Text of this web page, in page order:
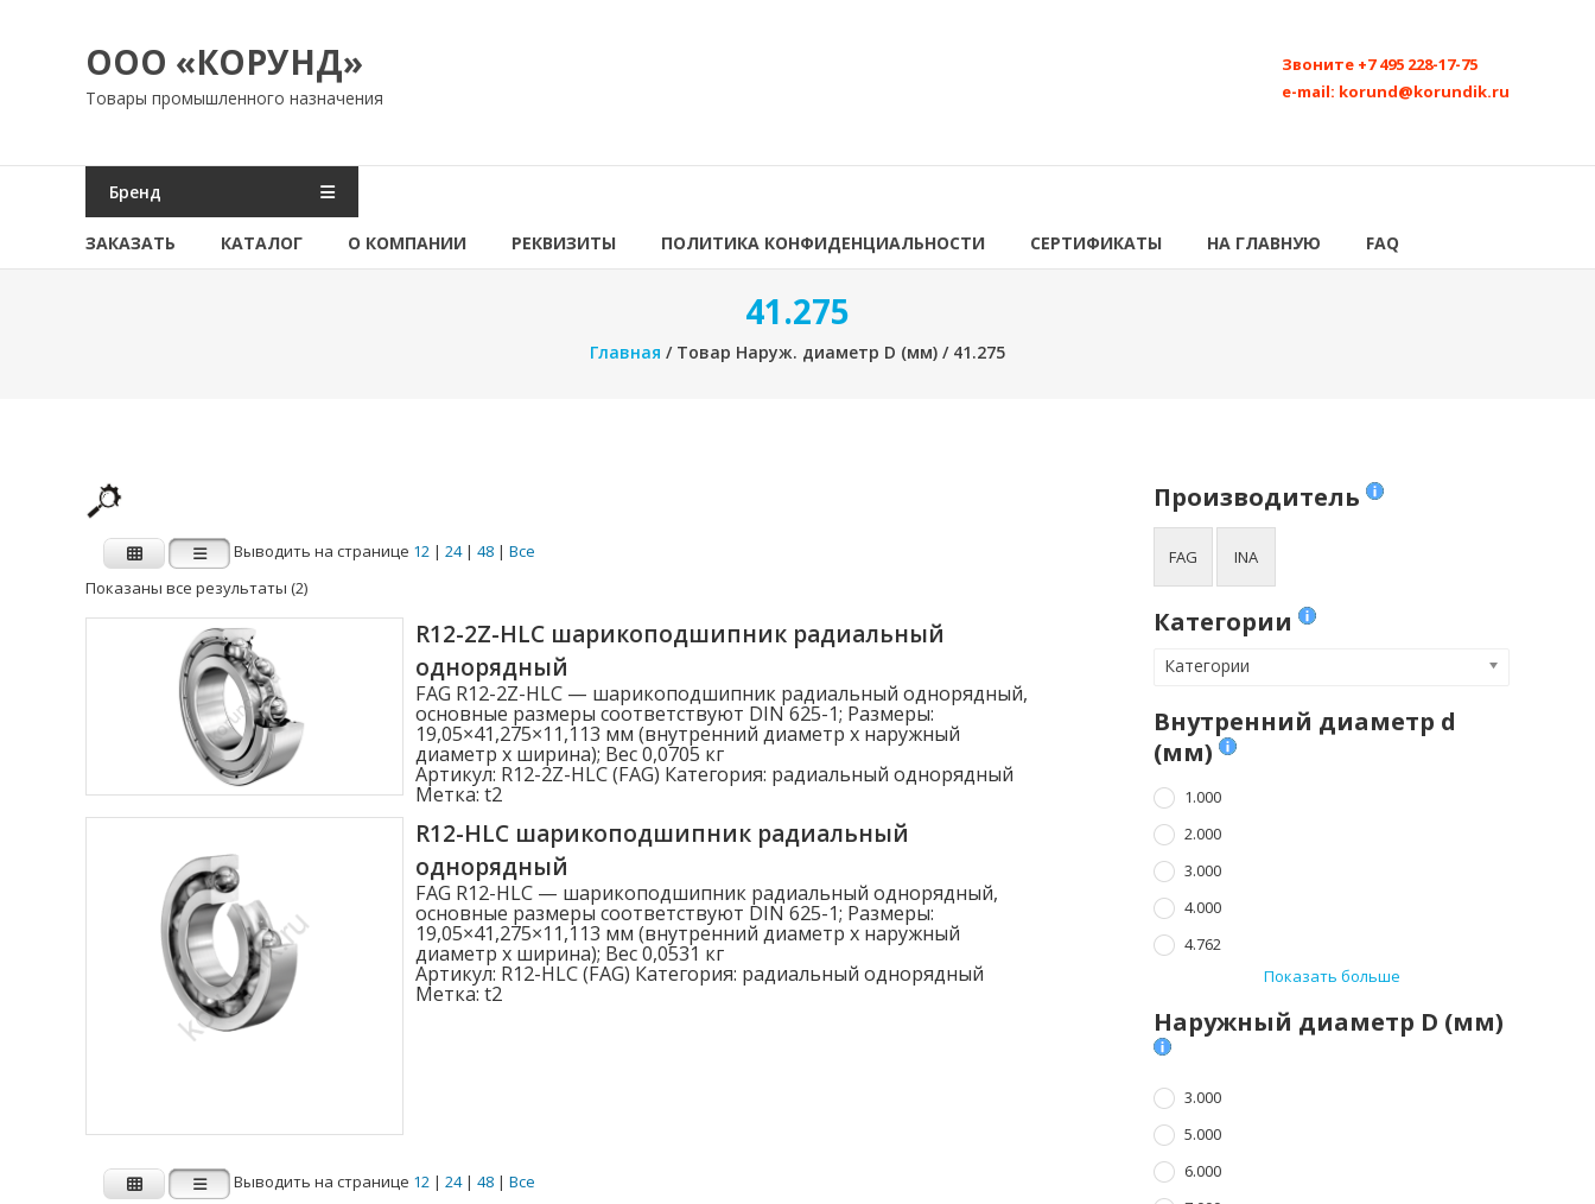
содержимомуООО «КОРУНД»
Товары промышленного назначения
Звоните +7 495 228-17-75
e-mail: korund@korundik.ru
Бренд
ЗАКАЗАТЬ КАТАЛОГ О КОМПАНИИ РЕКВИЗИТЫ ПОЛИТИКА КОНФИДЕНЦИАЛЬНОСТИ СЕРТИФИКАТЫ НА ГЛАВНУЮ FAQ
41.275
Главная / Товар Наруж. диаметр D (мм) / 41.275
INA
Внутренний диаметр d (мм)
3.000
4.000
4.762
Показать больше
Наружный диаметр D (мм)
5.000
6.000
7.000
8.000
2.500
Выводить на странице 12 | 24| 48 | Все
Показаны все результаты (2)
R12-2Z-HLC шарикоподшипник радиальный
однорядный
FAG R12-2Z-HLC — шарикоподшипник радиальный однорядный,
основные размеры соответствуют DIN 625-1; Размеры:
19,05×41,275×11,113 мм (внутренний диаметр x наружный
диаметр x ширина); Вес 0,0705 кг
Артикул: R12-2Z-HLC (FAG) Категория: радиальный однорядный
Метка: t2
R12-HLC шарикоподшипник радиальный
однорядный
FAG R12-HLC — шарикоподшипник радиальный однорядный,
основные размеры соответствуют DIN 625-1; Размеры:
19,05×41,275×11,113 мм (внутренний диаметр x наружный
диаметр x ширина); Вес 0,0531 кг
Артикул: R12-HLC (FAG) Категория: радиальный однорядный
Метка: t2
Выводить на странице 12 | 24| 48 | Все
Производитель
FAG INA
Категории
Категории
Внутренний диаметр d
(мм)
1.000
2.000
3.000
4.000
4.762
Показать больше
Наружный диаметр D (мм)
3.000
5.000
6.000